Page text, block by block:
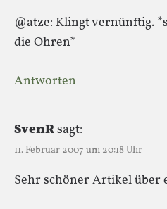
@atze: Klingt vernünftig.
die Ohren*
Antworten
SvenRsagt:
11. Februar 2007 um 20:18 Uhr
Sehr schöner Artikel über